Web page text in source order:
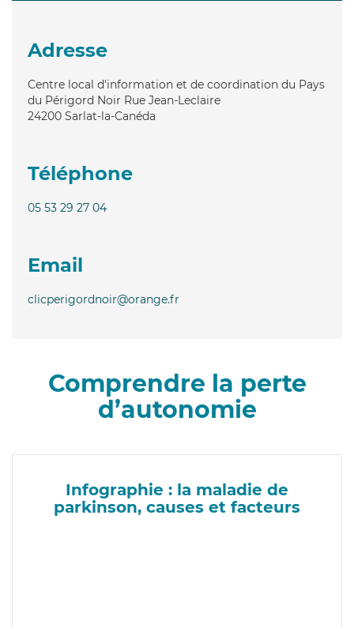
Adresse
Centre local d'information et de coordination du Pays
du Périgord Noir Rue Jean-Leclaire
24200 Sarlat-la-Canéda
Téléphone
05 53 29 27 04
Email
clicperigordnoir@orange.fr
Comprendre la perte
d’autonomie
Infographie : la maladie de
parkinson, causes et facteurs